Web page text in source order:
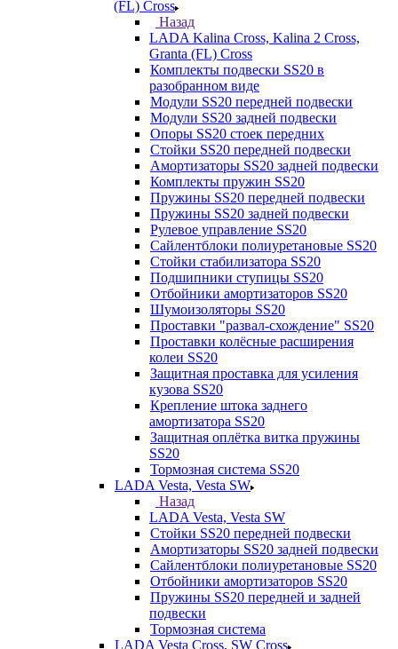
(FL) Cross
Назад
LADA Kalina Cross, Kalina 2 Cross,
Granta (FL) Cross
Комплекты подвески SS20 в
разобранном виде
Модули SS20 передней подвески
Модули SS20 задней подвески
Опоры SS20 стоек передних
Стойки SS20 передней подвески
Амортизаторы SS20 задней подвески
Комплекты пружин SS20
Пружины SS20 передней подвески
Пружины SS20 задней подвески
Рулевое управление SS20
Сайлентблоки полиуретановые SS20
Стойки стабилизатора SS20
Подшипники ступицы SS20
Отбойники амортизаторов SS20
Шумоизоляторы SS20
Проставки "развал-схождение" SS20
Проставки колёсные расширения
колеи SS20
Защитная проставка для усиления
кузова SS20
Крепление штока заднего
амортизатора SS20
Защитная оплётка витка пружины
SS20
Тормозная система SS20
LADA Vesta, Vesta SW
Назад
LADA Vesta, Vesta SW
Стойки SS20 передней подвески
Амортизаторы SS20 задней подвески
Сайлентблоки полиуретановые SS20
Отбойники амортизаторов SS20
Пружины SS20 передней и задней
подвески
Тормозная система
LADA Vesta Cross, SW Cross